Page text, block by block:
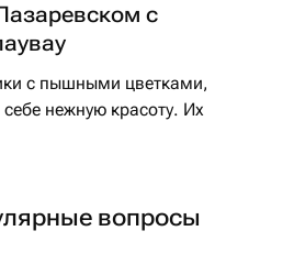
с
цветками,
нежную красоту. Их
или махровыми, а
и являются идеальным
вопросы